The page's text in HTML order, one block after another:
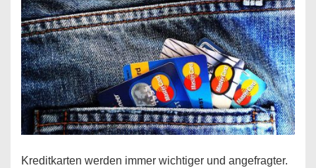
Kreditkarten werden immer wichtiger und angefragter.